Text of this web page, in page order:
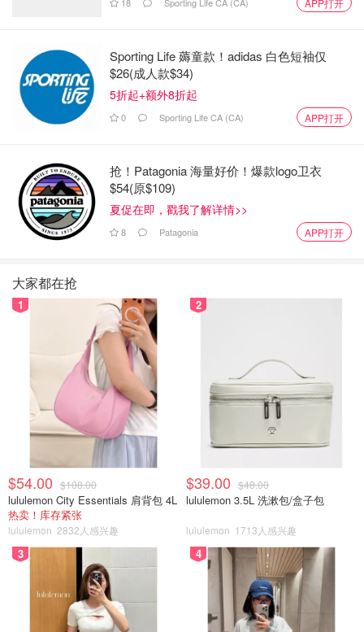
APP打开
Sporting Life 薅童款！adidas 白色短袖仅
$26(成人款$34)
5折起+额外8折起
0 Sporting Life CA (CA) APP打开
抢！Patagonia 海量好价！爆款logo卫衣
$54(原$109)
夏促在即，戳我了解详情>>
8 Patagonia APP打开
大家都在抢
1
$54.00 $108.00
lululemon City Essentials 肩背包 4L
热卖！库存紧张
lululemon 2832人感兴趣
2
$39.00 $48.00
lululemon 3.5L 洗漱包/盒子包
lululemon 1713人感兴趣
3 4